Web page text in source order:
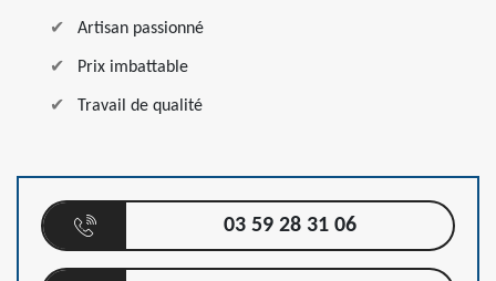
Artisan passionné
Prix imbattable
Travail de qualité
03 59 28 31 06